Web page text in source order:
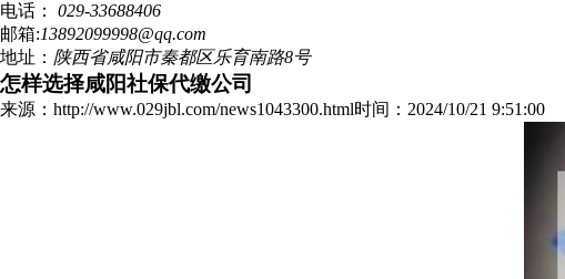
电话： 029-33688406
邮箱:13892099998@qq.com
地址： 陕西省咸阳市秦都区乐育南路8号
怎样选择咸阳社保代缴公司
来源：http://www.029jbl.com/news1043300.html时间：2024/10/21 9:51:00